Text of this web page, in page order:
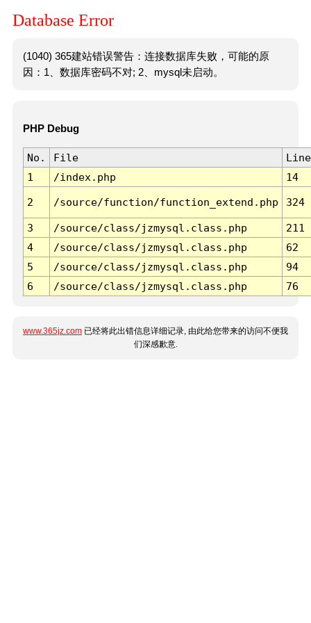
Database Error
(1040) 365建站错误警告：连接数据库失败，可能的原
因：1、数据库密码不对; 2、mysql未启动。
PHP Debug
No. File
Line
1
/index.php 14
2 /source/function/function_extend.php 324
3 /source/class/jzmysql.class.php
211
4
/source/class/jzmysql.class.php
62
5
/source/class/jzmysql.class.php
94
6
/source/class/jzmysql.class.php 76
www.365jz.com 已经将此出错信息详细记录, 由此给您带来的访问不便我
们深感歉意.